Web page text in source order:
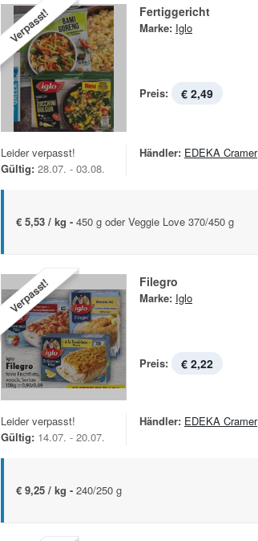
Verpasst! Fertiggericht
Marke: Iglo
Preis: € 2,49
Leider verpasst!
Gültig: 28.07. - 03.08.
Händler: EDEKA Cramer
€ 5,53 / kg - 450 g oder Veggie Love 370/450 g
Verpasst! Filegro
Marke: Iglo
Preis: € 2,22
Leider verpasst!
Gültig: 14.07. - 20.07.
Händler: EDEKA Cramer
€ 9,25 / kg - 240/250 g